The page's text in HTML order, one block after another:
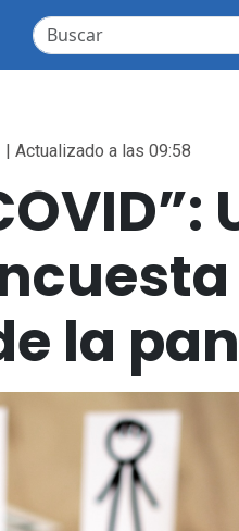
Actualizado a las 09:58
la